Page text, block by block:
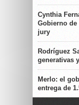
Cynthia
Gobierno
jury
Rodríguez
generativas
Merlo: el
entrega de